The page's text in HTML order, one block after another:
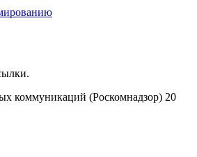
коммуникаций (Роскомнадзор) 20